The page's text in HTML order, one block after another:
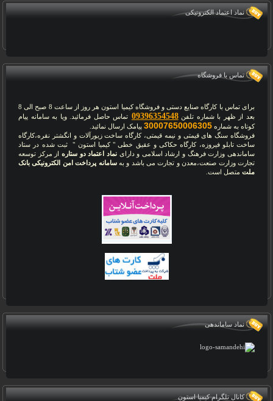
نماد اعتماد الکترونیکی
تماس با فروشگاه
برای تماس با کارگاه صنایع دستی و فروشگاه کیمیا استون هر روز از ساعت 8 صبح الی 8
بعد از ظهر با شماره تلفن09396354548 تماس حاصل فرمائید. ویا به سامانه پیام
کوتاه به شماره 30007650006305 پیامک ارسال نمائید.
فروشگاه سنگ های قیمتی و نیمه قیمتی، کارگاه ساخت زیورآلات و انگشتر نقره،کارگاه
ساخت تابلو فیروزه، کارگاه حکاکی و عقیق خطی " کیمیا استون " ثبت شده در ستاد
ساماندهی وزارت فرهنگ و ارشاد اسلامی و داراینماد اعتماد دو ستاره از مرکز توسعه
تجارت وزارت صنعت،معدن و تجارت می باشد و بهسامانه پرداخت امن الکترونیکی بانک
ملت متصل است.
نماد ساماندهی
کانال تلگرام کیمیا استون